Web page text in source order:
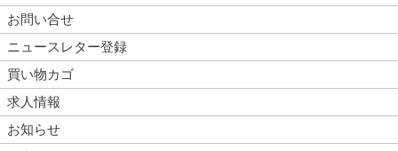
お問い合せ
ニュースレター登録
買い物カゴ
求人情報
お知らせ